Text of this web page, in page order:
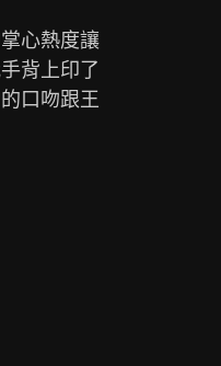
心熱度讓
背上印了
口吻跟王